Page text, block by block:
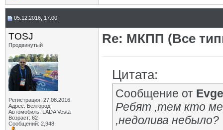
05.12.2016, 17:00
TOSJ
Продвинутый
Регистрация: 27.08.2016
Адрес: Белгород
Автомобиль: LADA Vesta
Возраст: 62
Сообщений: 2,948
Re: МКПП (Все
Цитата:
Сообщение от
Ребят ,тем кто
,недолива небыло?